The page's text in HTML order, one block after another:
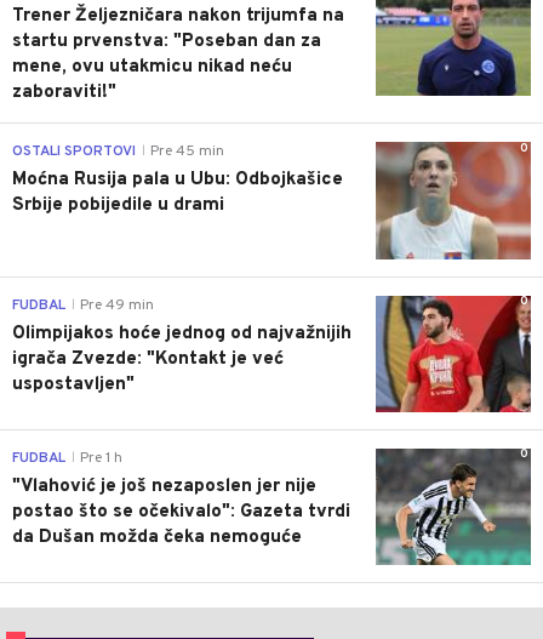
Trener Željezničara nakon trijumfa na
startu prvenstva: "Poseban dan za
mene, ovu utakmicu nikad neću
zaboraviti!"
0
OSTALI SPORTOVI Pre 45 min
Moćna Rusija pala u Ubu: Odbojkašice
Srbije pobijedile u drami
0
FUDBAL Pre 49 min
Olimpijakos hoće jednog od najvažnijih
igrača Zvezde: "Kontakt je već
uspostavljen"
0
FUDBAL Pre 1 h
"Vlahović je još nezaposlen jer nije
postao što se očekivalo": Gazeta tvrdi
da Dušan možda čeka nemoguće